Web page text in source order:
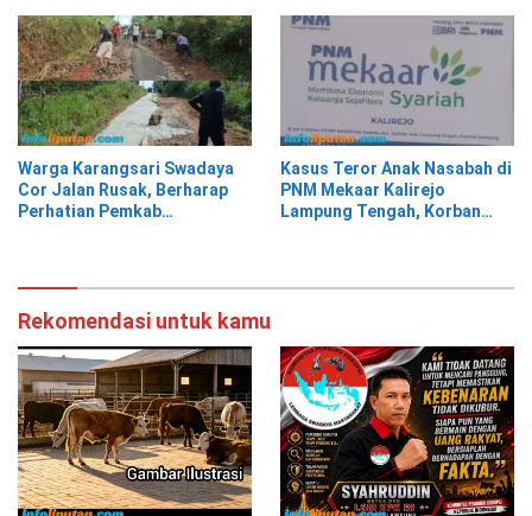
Warga Karangsari Swadaya
Cor Jalan Rusak, Berharap
Perhatian Pemkab
Kasus Teror Anak Nasabah di
PNM Mekaar Kalirejo
Lampung Tengah, Korban
Rekomendasi untuk kamu